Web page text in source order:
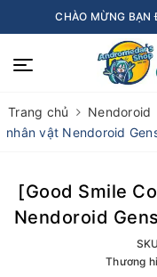
CHÀO MỪNG BẠN
Trang chủ Nendoroid
nhân vật Nendoroid
[Good Smile
Nendoroid
Thương